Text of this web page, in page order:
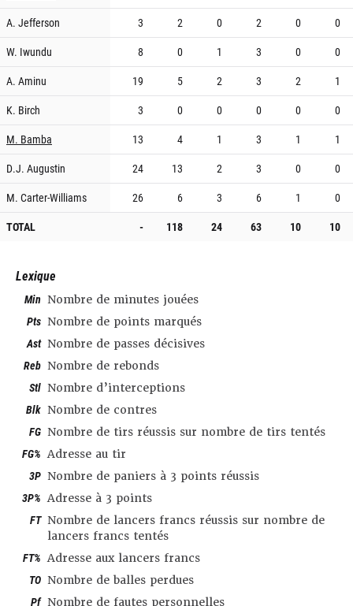
A. Jefferson
3 2 0 2 0
0
W. Iwundu
8 0 1 3 0
0
A. Aminu
19 5 2 3 2
1
K. Birch
3 0 0 0 0
0
M. Bamba
13 4 1 3 1
1
D.J. Augustin
24 13 2 3 0
0
M. Carter-Williams
26 6 3 6 1
0
TOTAL
- 118 24 63 10 10
Lexique
Min Nombre de minutes jouées
Pts Nombre de points marqués
Ast Nombre de passes décisives
Reb Nombre de rebonds
Stl Nombre d’interceptions
Blk Nombre de contres
FG Nombre de tirs réussis sur nombre de tirs tentés
FG% Adresse au tir
3P Nombre de paniers à 3 points réussis
3P% Adresse à 3 points
FT Nombre de lancers francs réussis sur nombre de
lancers francs tentés
FT% Adresse aux lancers francs
TO Nombre de balles perdues
Pf Nombre de fautes personnelles